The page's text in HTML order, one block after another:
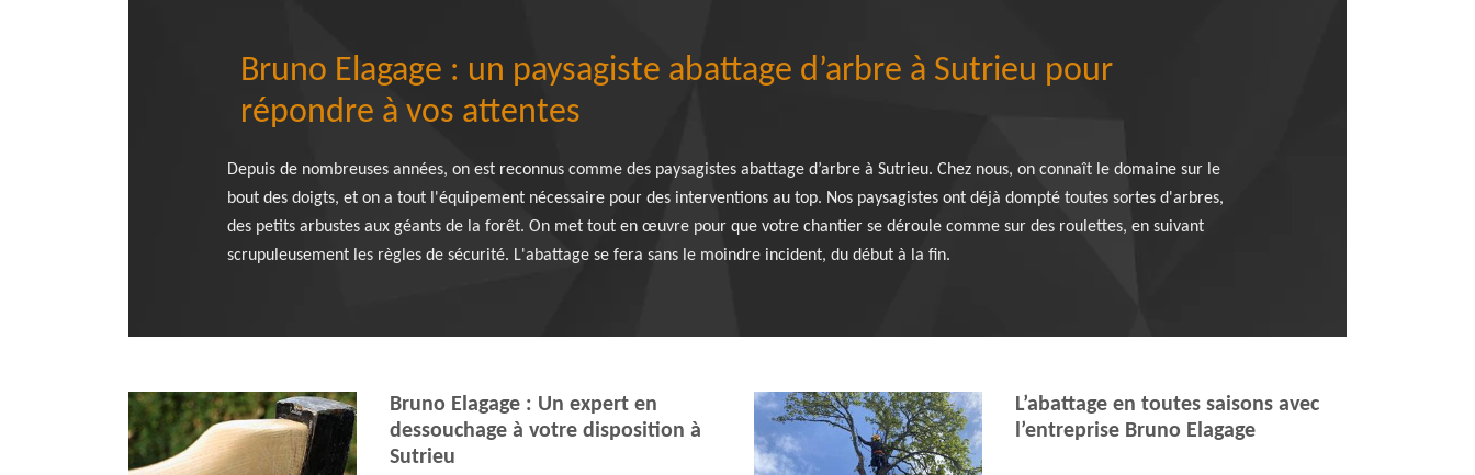
Bruno Elagage : un paysagiste abattage d’arbre à Sutrieu pour
répondre à vos attentes
Depuis de nombreuses années, on est reconnus comme des paysagistes abattage d’arbre à Sutrieu. Chez nous, on connaît le domaine sur le
bout des doigts, et on a tout l'équipement nécessaire pour des interventions au top. Nos paysagistes ont déjà dompté toutes sortes d'arbres,
des petits arbustes aux géants de la forêt. On met tout en œuvre pour que votre chantier se déroule comme sur des roulettes, en suivant
scrupuleusement les règles de sécurité. L'abattage se fera sans le moindre incident, du début à la fin.
Bruno Elagage : Un expert en
dessouchage à votre disposition à
Sutrieu
L’abattage en toutes saisons avec
l’entreprise Bruno Elagage